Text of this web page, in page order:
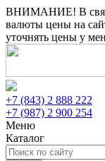
ВНИМАНИЕ! В
валюты цены на
уточнять цены у
+7 (843) 2 888 222
+7 (987) 2 900 254
Меню
Каталог